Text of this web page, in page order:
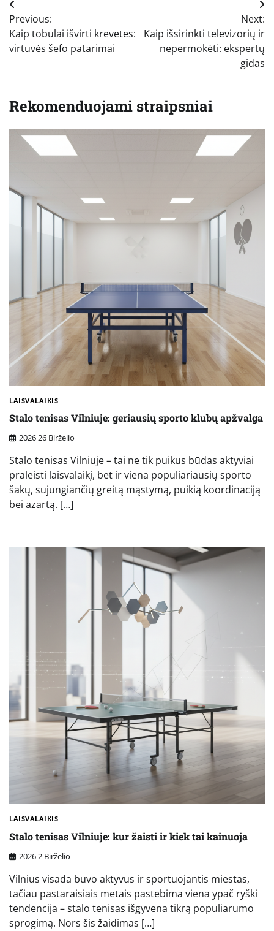
Navigacija
tarp
įrašų
Previous:
Kaip tobulai išvirti krevetes:
virtuvės šefo patarimai
Next:
Kaip išsirinkti televizorių ir
nepermokėti: ekspertų
gidas
Rekomenduojami straipsniai
LAISVALAIKIS
Stalo tenisas Vilniuje: geriausių sporto klubų apžvalga
2026 26 Birželio
Stalo tenisas Vilniuje – tai ne tik puikus būdas aktyviai
praleisti laisvalaikį, bet ir viena populiariausių sporto
šakų, sujungiančių greitą mąstymą, puikią koordinaciją
bei azartą. […]
LAISVALAIKIS
Stalo tenisas Vilniuje: kur žaisti ir kiek tai kainuoja
2026 2 Birželio
Vilnius visada buvo aktyvus ir sportuojantis miestas,
tačiau pastaraisiais metais pastebima viena ypač ryški
tendencija – stalo tenisas išgyvena tikrą populiarumo
sprogimą. Nors šis žaidimas […]